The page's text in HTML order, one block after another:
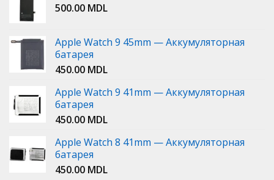
500.00 MDL
Apple Watch 9 45mm — Аккумуляторная
батарея
450.00 MDL
Apple Watch 9 41mm — Аккумуляторная
батарея
450.00 MDL
Apple Watch 8 41mm — Аккумуляторная
батарея
450.00 MDL